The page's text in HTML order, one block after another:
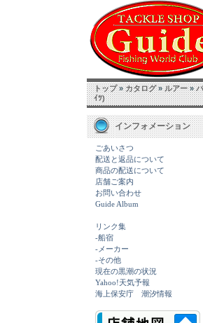
トップ»カタログ»ルアー»
ｲﾂ)
インフォメーション
ごあいさつ
配送と返品について
商品の配送について
店舗ご案内
お問い合わせ
Guide Album
リンク集
-船宿
-メーカー
-その他
現在の黒潮の状況
Yahoo!天気予報
海上保安庁 潮汐情報